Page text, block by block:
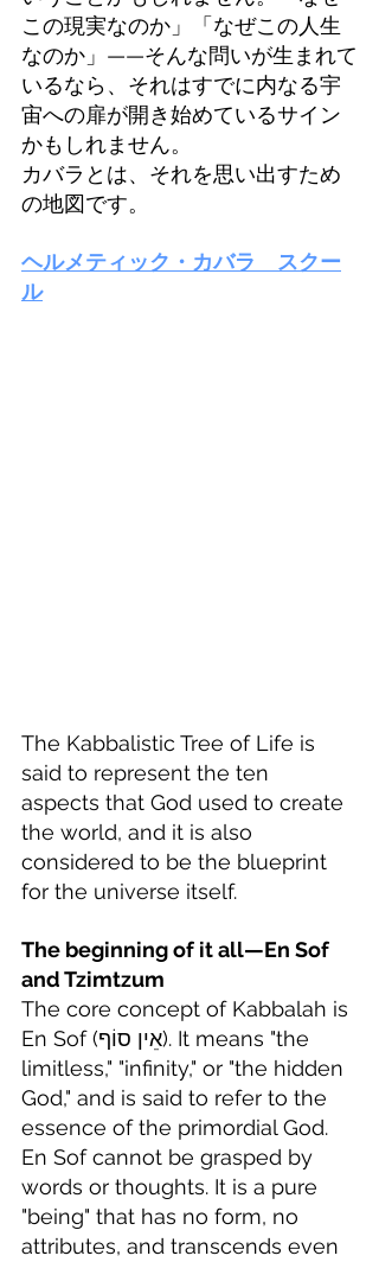
この現実なのか」「なぜこの人生
なのか」——そんな問いが生まれて
いるなら、それはすでに内なる宇
宙への扉が開き始めているサイン
かもしれません。
カバラとは、それを思い出すため
の地図です。
ヘルメティック・カバラ　スクー
ル
The Kabbalistic Tree of Life is
said to represent the ten
aspects that God used to create
the world, and it is also
considered to be the blueprint
for the universe itself.
The beginning of it all—En Sof
and Tzimtzum
The core concept of Kabbalah is
En Sof (אֵין סוֹף). It means "the
limitless," "infinity," or "the hidden
God," and is said to refer to the
essence of the primordial God.
En Sof cannot be grasped by
words or thoughts. It is a pure
"being" that has no form, no
attributes, and transcends even